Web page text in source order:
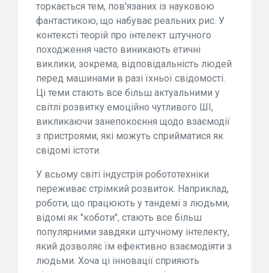
торкається тем, пов'язаних із науковою
фантастикою, що набуває реальних рис. У
контексті теорій про інтелект штучного
походження часто виникають етичні
виклики, зокрема, відповідальність людей
перед машинами в разі їхньої свідомості.
Ці теми стають все більш актуальними у
світлі розвитку емоційно чутливого ШІ,
викликаючи занепокоєння щодо взаємодії
з пристроями, які можуть сприйматися як
свідомі істоти.
У всьому світі індустрія робототехніки
переживає стрімкий розвиток. Наприклад,
роботи, що працюють у тандемі з людьми,
відомі як "коботи", стають все більш
популярними завдяки штучному інтелекту,
який дозволяє їм ефективно взаємодіяти з
людьми. Хоча ці інновації сприяють